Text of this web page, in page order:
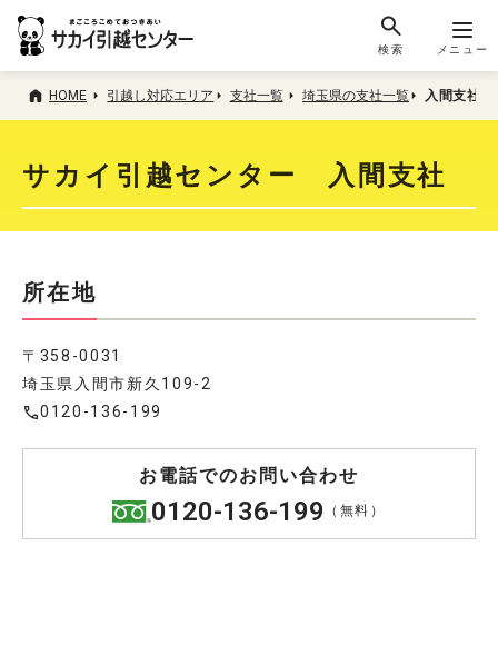
検索 メニュー
HOME 引越し対応エリア 支社一覧 埼玉県の支社一覧 入間支社
サカイ引越センター 入間支社
所在地
〒358-0031
埼玉県入間市新久109-2
0120-136-199
お電話でのお問い合わせ
0120-136-199 （無料）